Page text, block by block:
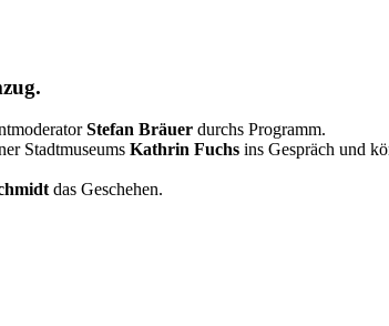
Stefan Bräuer durchs Programm.
Stadtmuseums Kathrin Fuchs ins Gespräch und
das Geschehen.